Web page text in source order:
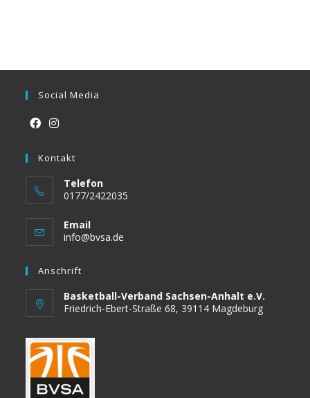
Social Media
a
new
in
a
new
Kontakt
Telefon
0177/2422035
Email
info@bvsa.de
Anschrift
Basketball-Verband Sachsen-Anhalt e.V.
Friedrich-Ebert-Straße 68, 39114 Magdeburg